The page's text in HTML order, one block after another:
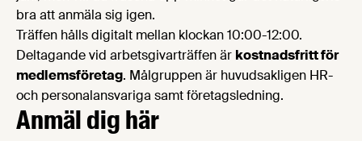
bra att anmäla sig igen.
Träffen hålls digitalt mellan klockan 10:00-12:00.
Deltagande vid arbetsgivarträffen är kostnadsfritt för
medlemsföretag. Målgruppen är huvudsakligen HR-
och personalansvariga samt företagsledning.
Anmäl dig här